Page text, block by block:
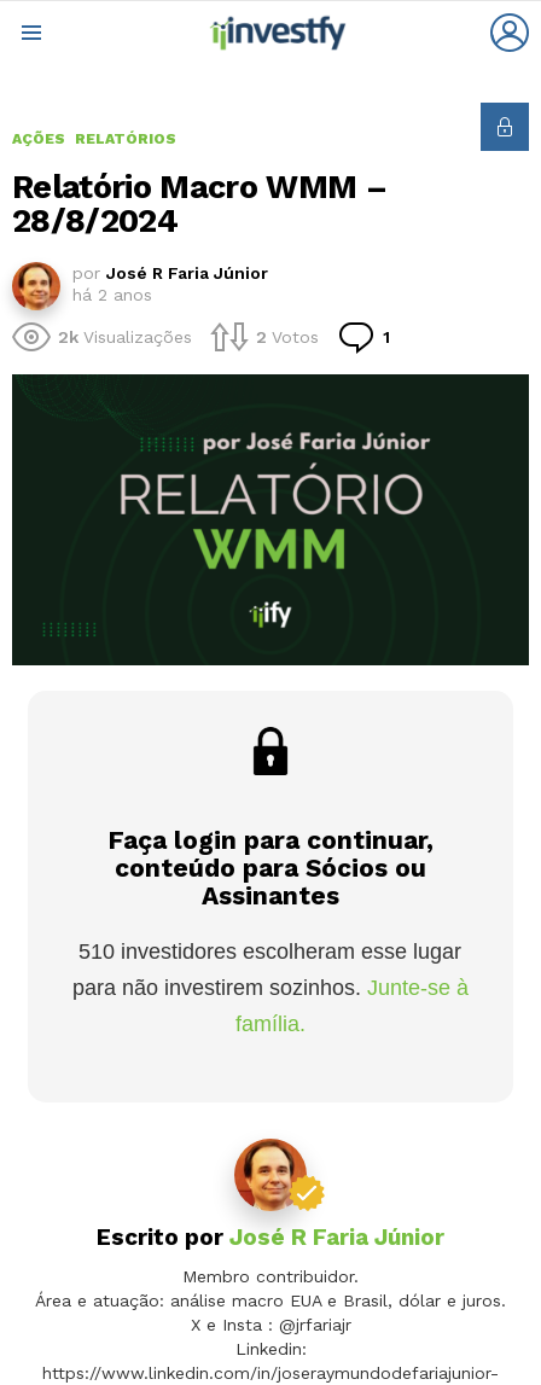
AÇÕES RELATÓRIOS
Relatório Macro WMM –
28/8/2024
por José R Faria Júnior
há 2 anos
2k Visualizações 2 Votos 1
Faça login para continuar,
conteúdo para Sócios ou
Assinantes
510 investidores escolheram esse lugar
para não investirem sozinhos. Junte-se à
família.
Escrito por José R Faria Júnior
Membro contribuidor.
Área e atuação: análise macro EUA e Brasil, dólar e juros.
X e Insta : @jrfariajr
Linkedin:
https://www.linkedin.com/in/joseraymundodefariajunior-